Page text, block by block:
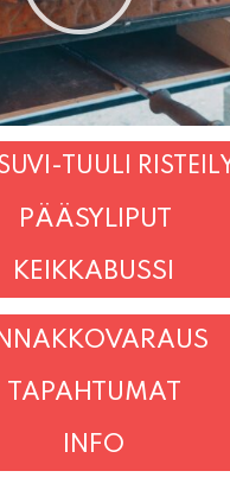
TUULI
PÄÄSYLIPUT
KEIKKABUSSI
TAPAHTUMAT
INFO